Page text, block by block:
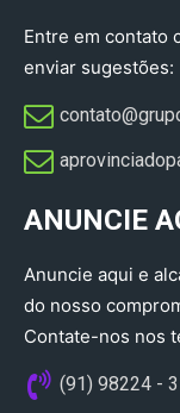
Entre em contato
enviar sugestões:
ANUNCIE
Anuncie aqui e
do nosso
Contate-nos nos
(91) 98224 -